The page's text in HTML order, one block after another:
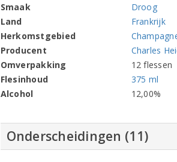
Smaak
Droog
Land
Frankrijk
Herkomstgebied
Producent
Charles
Omverpakking
12 flessen
Flesinhoud
375 ml
Alcohol
12,00%
Onderscheidingen (11)